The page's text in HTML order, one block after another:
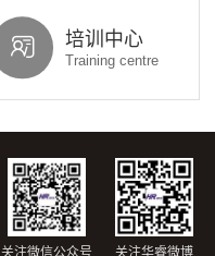
培训中心
Training centre